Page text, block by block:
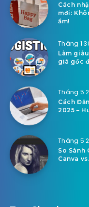
Cách
mới:
ầm!
Tháng 1
Làm
giá gốc
Tháng 5
Cách
2025 –
Tháng 5
So
Canva